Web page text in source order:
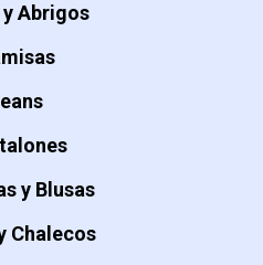
y Abrigos
y Blusas
Chalecos